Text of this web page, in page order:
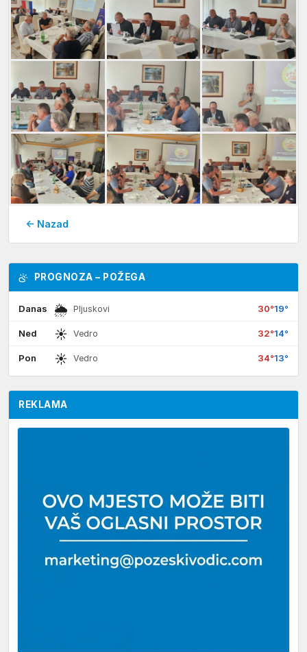
← Nazad
PROGNOZA – POŽEGA
Danas 🌦 Pljuskovi 30°19°
Ned ☀ Vedro 32°14°
Pon ☀ Vedro 34°13°
REKLAMA